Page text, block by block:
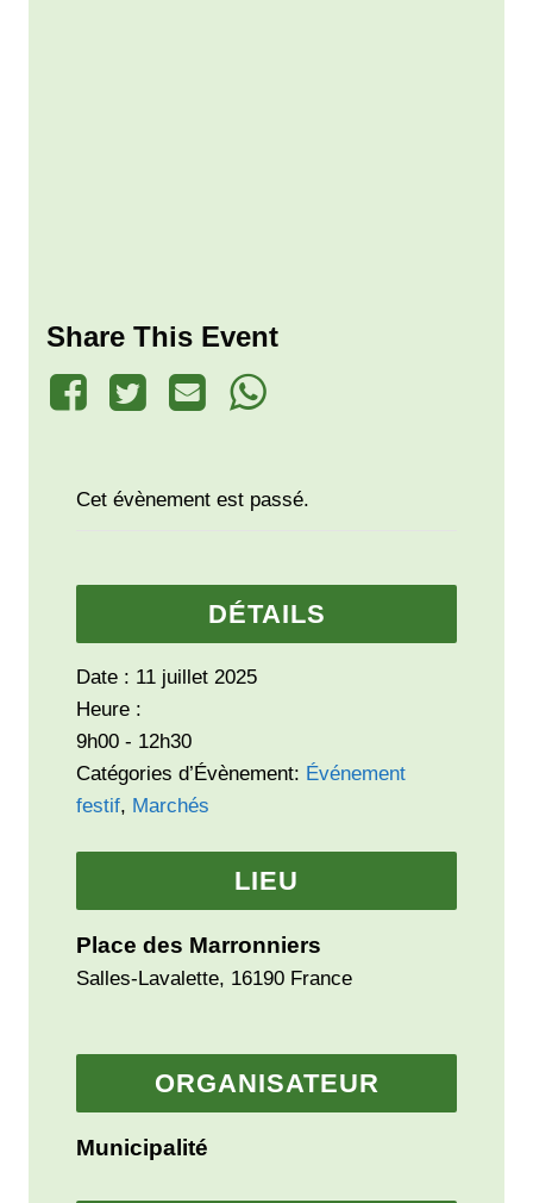
Share This Event
Cet évènement est passé.
DÉTAILS
Date : 11 juillet 2025
Heure :
9h00 - 12h30
Catégories d’Évènement: Événement
festif, Marchés
LIEU
Place des Marronniers
Salles-Lavalette, 16190 France
ORGANISATEUR
Municipalité